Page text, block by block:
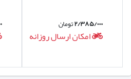
۲/۳۸۵/۰۰۰تومان
امکان ارسال روزانه